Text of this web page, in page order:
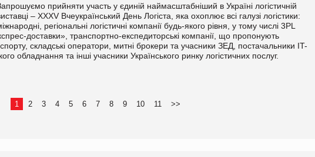
прийняти участь у єдиній наймасштабніший в Україні логістичній
– XXXV Вчеукраїнський День Логіста, яка охоплює всі галузі логістики:
регіональні логістичні компанії будь-якого рівня, у тому числі 3PL
доставки», транспортно-експедиторські компанії, що пропонують
складські оператори, митні брокери та учасники ЗЕД, постачальники IT-
обладнання та інші учасники Українського ринку логістичних послуг.
1 2 3 4 5 6 7 8 9 10 11 >>